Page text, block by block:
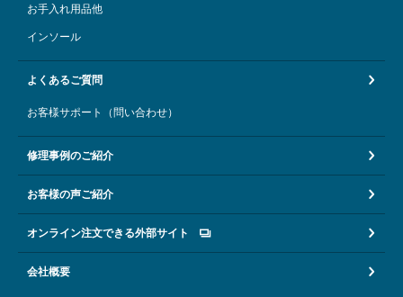
お手入れ用品他
インソール
よくあるご質問
お客様サポート（問い合わせ）
修理事例のご紹介
お客様の声ご紹介
オンライン注文できる外部サイト
会社概要